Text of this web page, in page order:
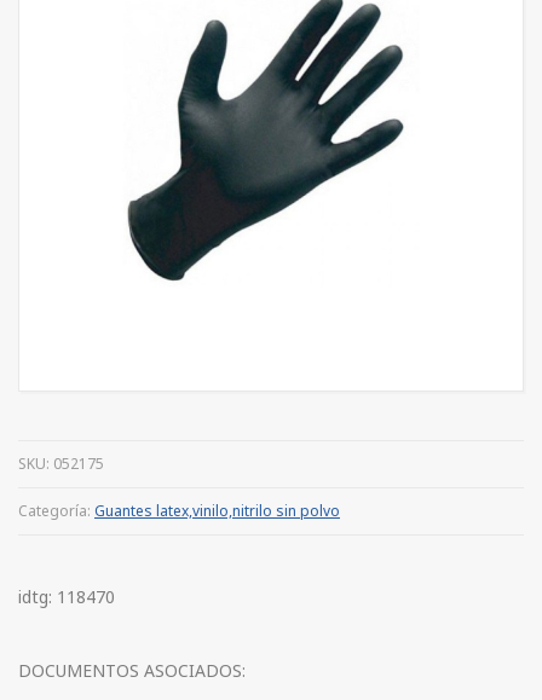
SKU: 052175
Categoría: Guantes latex,vinilo,nitrilo sin polvo
idtg: 118470
DOCUMENTOS ASOCIADOS: